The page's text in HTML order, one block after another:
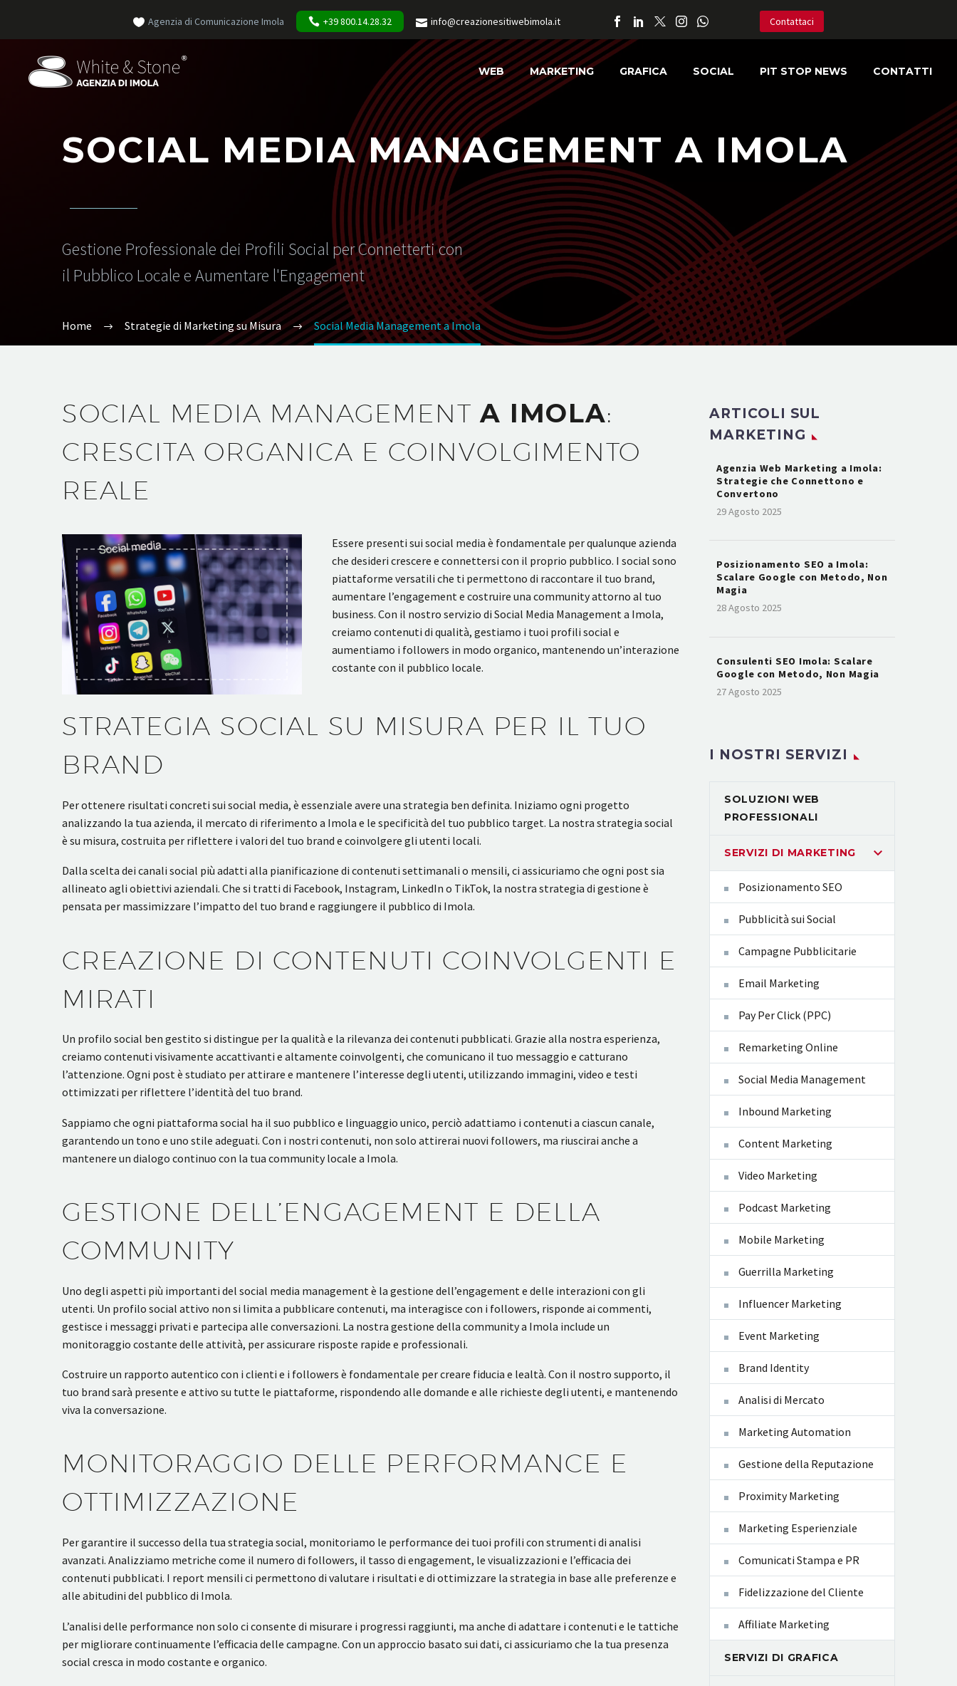
Agenzia di Comunicazione Imola +39 800.14.28.32 info@creazionesitiwebimola.it Contattaci
WEB MARKETING GRAFICA SOCIAL PIT STOP NEWS CONTATTI
SOCIAL MEDIA MANAGEMENT A IMOLA
Gestione Professionale dei Profili Social per Connetterti con
il Pubblico Locale e Aumentare l'Engagement
Home Strategie di Marketing su Misura Social Media Management a Imola
SOCIAL MEDIA MANAGEMENTA IMOLA:
CRESCITA ORGANICA E COINVOLGIMENTO
REALE
Essere presenti sui social media è fondamentale per qualunque azienda
che desideri crescere e connettersi con il proprio pubblico. I social sono
piattaforme versatili che ti permettono di raccontare il tuo brand,
aumentare l’engagement e costruire una community attorno al tuo
business. Con il nostro servizio di Social Media Management a Imola,
creiamo contenuti di qualità, gestiamo i tuoi profili social e
aumentiamo i followers in modo organico, mantenendo un’interazione
costante con il pubblico locale.
STRATEGIA SOCIAL SU MISURA PER IL TUO
BRAND
Per ottenere risultati concreti sui social media, è essenziale avere una strategia ben definita. Iniziamo ogni progetto
analizzando la tua azienda, il mercato di riferimento a Imola e le specificità del tuo pubblico target. La nostra strategia social
è su misura, costruita per riflettere i valori del tuo brand e coinvolgere gli utenti locali.
Dalla scelta dei canali social più adatti alla pianificazione di contenuti settimanali o mensili, ci assicuriamo che ogni post sia
allineato agli obiettivi aziendali. Che si tratti di Facebook, Instagram, LinkedIn o TikTok, la nostra strategia di gestione è
pensata per massimizzare l’impatto del tuo brand e raggiungere il pubblico di Imola.
CREAZIONE DI CONTENUTI COINVOLGENTI E
MIRATI
Un profilo social ben gestito si distingue per la qualità e la rilevanza dei contenuti pubblicati. Grazie alla nostra esperienza,
creiamo contenuti visivamente accattivanti e altamente coinvolgenti, che comunicano il tuo messaggio e catturano
l’attenzione. Ogni post è studiato per attirare e mantenere l’interesse degli utenti, utilizzando immagini, video e testi
ottimizzati per riflettere l’identità del tuo brand.
Sappiamo che ogni piattaforma social ha il suo pubblico e linguaggio unico, perciò adattiamo i contenuti a ciascun canale,
garantendo un tono e uno stile adeguati. Con i nostri contenuti, non solo attirerai nuovi followers, ma riuscirai anche a
mantenere un dialogo continuo con la tua community locale a Imola.
GESTIONE DELL’ENGAGEMENT E DELLA
COMMUNITY
Uno degli aspetti più importanti del social media management è la gestione dell’engagement e delle interazioni con gli
utenti. Un profilo social attivo non si limita a pubblicare contenuti, ma interagisce con i followers, risponde ai commenti,
gestisce i messaggi privati e partecipa alle conversazioni. La nostra gestione della community a Imola include un
monitoraggio costante delle attività, per assicurare risposte rapide e professionali.
Costruire un rapporto autentico con i clienti e i followers è fondamentale per creare fiducia e lealtà. Con il nostro supporto, il
tuo brand sarà presente e attivo su tutte le piattaforme, rispondendo alle domande e alle richieste degli utenti, e mantenendo
viva la conversazione.
MONITORAGGIO DELLE PERFORMANCE E
OTTIMIZZAZIONE
Per garantire il successo della tua strategia social, monitoriamo le performance dei tuoi profili con strumenti di analisi
avanzati. Analizziamo metriche come il numero di followers, il tasso di engagement, le visualizzazioni e l’efficacia dei
contenuti pubblicati. I report mensili ci permettono di valutare i risultati e di ottimizzare la strategia in base alle preferenze e
alle abitudini del pubblico di Imola.
L’analisi delle performance non solo ci consente di misurare i progressi raggiunti, ma anche di adattare i contenuti e le tattiche
per migliorare continuamente l’efficacia delle campagne. Con un approccio basato sui dati, ci assicuriamo che la tua presenza
social cresca in modo costante e organico.
ARTICOLI SUL
MARKETING
Agenzia Web Marketing a Imola:
Strategie che Connettono e
Convertono
29 Agosto 2025
Posizionamento SEO a Imola:
Scalare Google con Metodo, Non
Magia
28 Agosto 2025
Consulenti SEO Imola: Scalare
Google con Metodo, Non Magia
27 Agosto 2025
I NOSTRI SERVIZI
SOLUZIONI WEB
PROFESSIONALI
SERVIZI DI MARKETING
Posizionamento SEO
Pubblicità sui Social
Campagne Pubblicitarie
Email Marketing
Pay Per Click (PPC)
Remarketing Online
Social Media Management
Inbound Marketing
Content Marketing
Video Marketing
Podcast Marketing
Mobile Marketing
Guerrilla Marketing
Influencer Marketing
Event Marketing
Brand Identity
Analisi di Mercato
Marketing Automation
Gestione della Reputazione
Proximity Marketing
Marketing Esperienziale
Comunicati Stampa e PR
Fidelizzazione del Cliente
Affiliate Marketing
SERVIZI DI GRAFICA